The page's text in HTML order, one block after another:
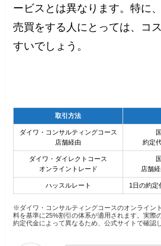
ービスとは異なります。特に
売買をする人にとっては、コ
すいでしょう。
取引方法
ダイワ・コンサルティングコース
店舗経由
約定
ダイワ・ダイレクトコース
オンライントレード
店舗
ハッスルレート 1日の約定
※ダイワ・コンサルティングコースのオンライン
料を基準に25%割引の体系が適用されます。実際
約定代金によって異なるため、公式サイトで確認